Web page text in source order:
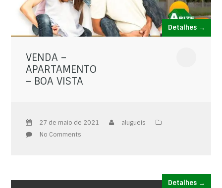
Detalhes →
VENDA –
APARTAMENTO
– BOA VISTA
27 de maio de 2021
alugueis
No Comments
Detalhes →